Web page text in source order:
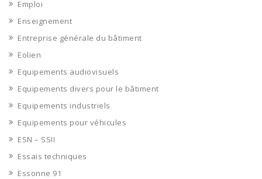
Emploi
Enseignement
Entreprise générale du bâtiment
Eolien
Equipements audiovisuels
Equipements divers pour le bâtiment
Equipements industriels
Equipements pour véhicules
ESN – SSII
Essais techniques
Essonne 91